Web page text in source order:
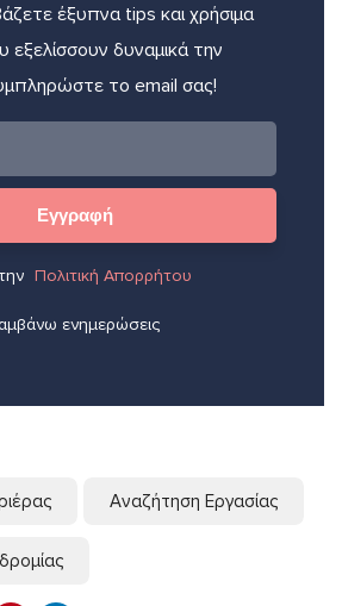
έξυπνα tips και χρήσιμα
δυναμικά την
το email σας!
Πολιτική Απορρήτου
ενημερώσεις
Αναζήτηση Εργασίας